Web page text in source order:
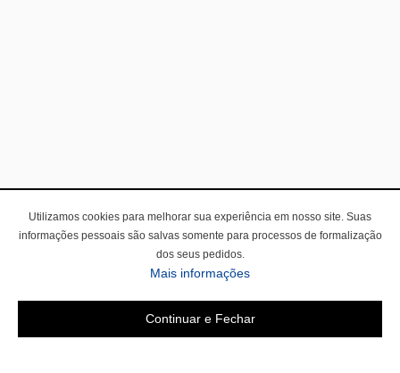
Utilizamos cookies para melhorar sua experiência em nosso site. Suas
informações pessoais são salvas somente para processos de formalização
dos seus pedidos.
Mais informações
Continuar e Fechar